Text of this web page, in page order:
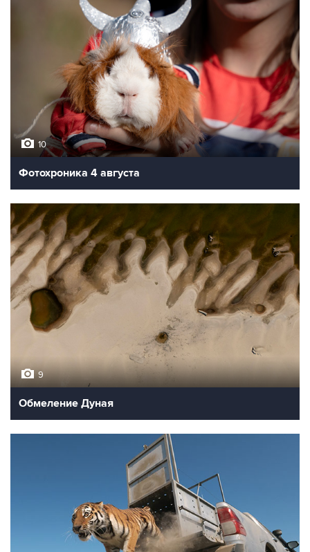
10
Фотохроника 4 августа
9
Обмеление Дуная